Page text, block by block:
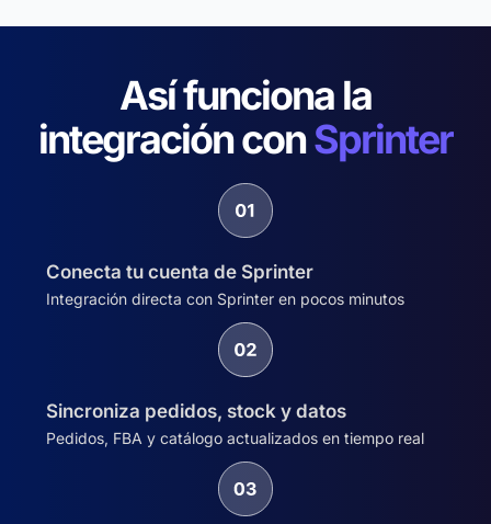
Así funciona la
integración conSprinter
Conecta tu cuenta de Sprinter
Integración directa con Sprinter en pocos minutos
Sincroniza pedidos, stock y datos
Pedidos, FBA y catálogo actualizados en tiempo real